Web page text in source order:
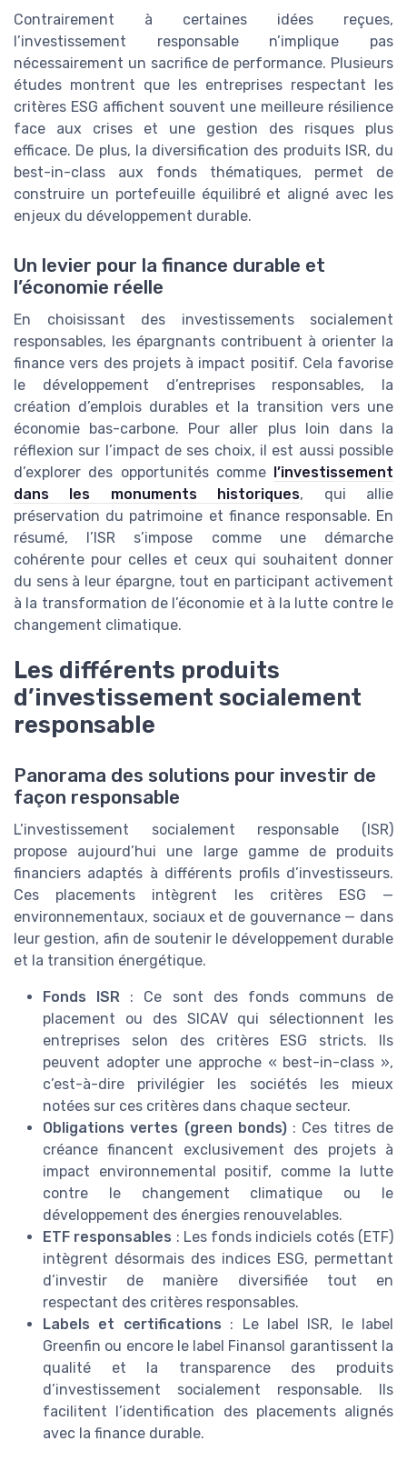
Contrairement à certaines idées reçues,
l’investissement responsable n’implique pas
nécessairement un sacrifice de performance. Plusieurs
études montrent que les entreprises respectant les
critères ESG affichent souvent une meilleure résilience
face aux crises et une gestion des risques plus
efficace. De plus, la diversification des produits ISR, du
best-in-class aux fonds thématiques, permet de
construire un portefeuille équilibré et aligné avec les
enjeux du développement durable.
Un levier pour la finance durable et
l’économie réelle
En choisissant des investissements socialement
responsables, les épargnants contribuent à orienter la
finance vers des projets à impact positif. Cela favorise
le développement d’entreprises responsables, la
création d’emplois durables et la transition vers une
économie bas-carbone. Pour aller plus loin dans la
réflexion sur l’impact de ses choix, il est aussi possible
d’explorer des opportunités comme l’investissement
dans les monuments historiques, qui allie
préservation du patrimoine et finance responsable. En
résumé, l’ISR s’impose comme une démarche
cohérente pour celles et ceux qui souhaitent donner
du sens à leur épargne, tout en participant activement
à la transformation de l’économie et à la lutte contre le
changement climatique.
Les différents produits
d’investissement socialement
responsable
Panorama des solutions pour investir de
façon responsable
L’investissement socialement responsable (ISR)
propose aujourd’hui une large gamme de produits
financiers adaptés à différents profils d’investisseurs.
Ces placements intègrent les critères ESG —
environnementaux, sociaux et de gouvernance — dans
leur gestion, afin de soutenir le développement durable
et la transition énergétique.
Fonds ISR : Ce sont des fonds communs de
placement ou des SICAV qui sélectionnent les
entreprises selon des critères ESG stricts. Ils
peuvent adopter une approche « best-in-class »,
c’est-à-dire privilégier les sociétés les mieux
notées sur ces critères dans chaque secteur.
Obligations vertes (green bonds): Ces titres de
créance financent exclusivement des projets à
impact environnemental positif, comme la lutte
contre le changement climatique ou le
développement des énergies renouvelables.
ETF responsables : Les fonds indiciels cotés (ETF)
intègrent désormais des indices ESG, permettant
d’investir de manière diversifiée tout en
respectant des critères responsables.
Labels et certifications : Le label ISR, le label
Greenfin ou encore le label Finansol garantissent la
qualité et la transparence des produits
d’investissement socialement responsable. Ils
facilitent l’identification des placements alignés
avec la finance durable.